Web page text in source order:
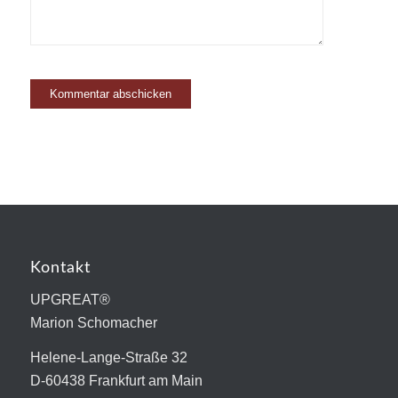
Kontakt
UPGREAT®
Marion Schomacher
Helene-Lange-Straße 32
D-60438 Frankfurt am Main